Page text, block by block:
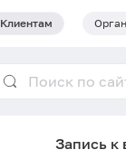
Клиентам
Запись к